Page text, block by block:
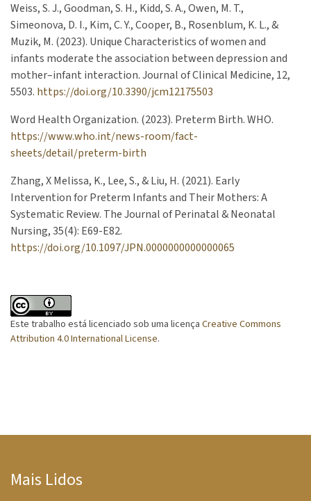
Weiss, S. J., Goodman, S. H., Kidd, S. A., Owen, M. T.,
Simeonova, D. I., Kim, C. Y., Cooper, B., Rosenblum, K. L., &
Muzik, M. (2023). Unique Characteristics of women and
infants moderate the association between depression and
mother–infant interaction. Journal of Clinical Medicine, 12,
5503. https://doi.org/10.3390/jcm12175503
Word Health Organization. (2023). Preterm Birth. WHO.
https://www.who.int/news-room/fact-
sheets/detail/preterm-birth
Zhang, X Melissa, K., Lee, S., & Liu, H. (2021). Early
Intervention for Preterm Infants and Their Mothers: A
Systematic Review. The Journal of Perinatal & Neonatal
Nursing, 35(4): E69-E82.
https://doi.org/10.1097/JPN.0000000000000065
Este trabalho está licenciado sob uma licençaCreative Commons
Attribution 4.0 International License.
Mais Lidos